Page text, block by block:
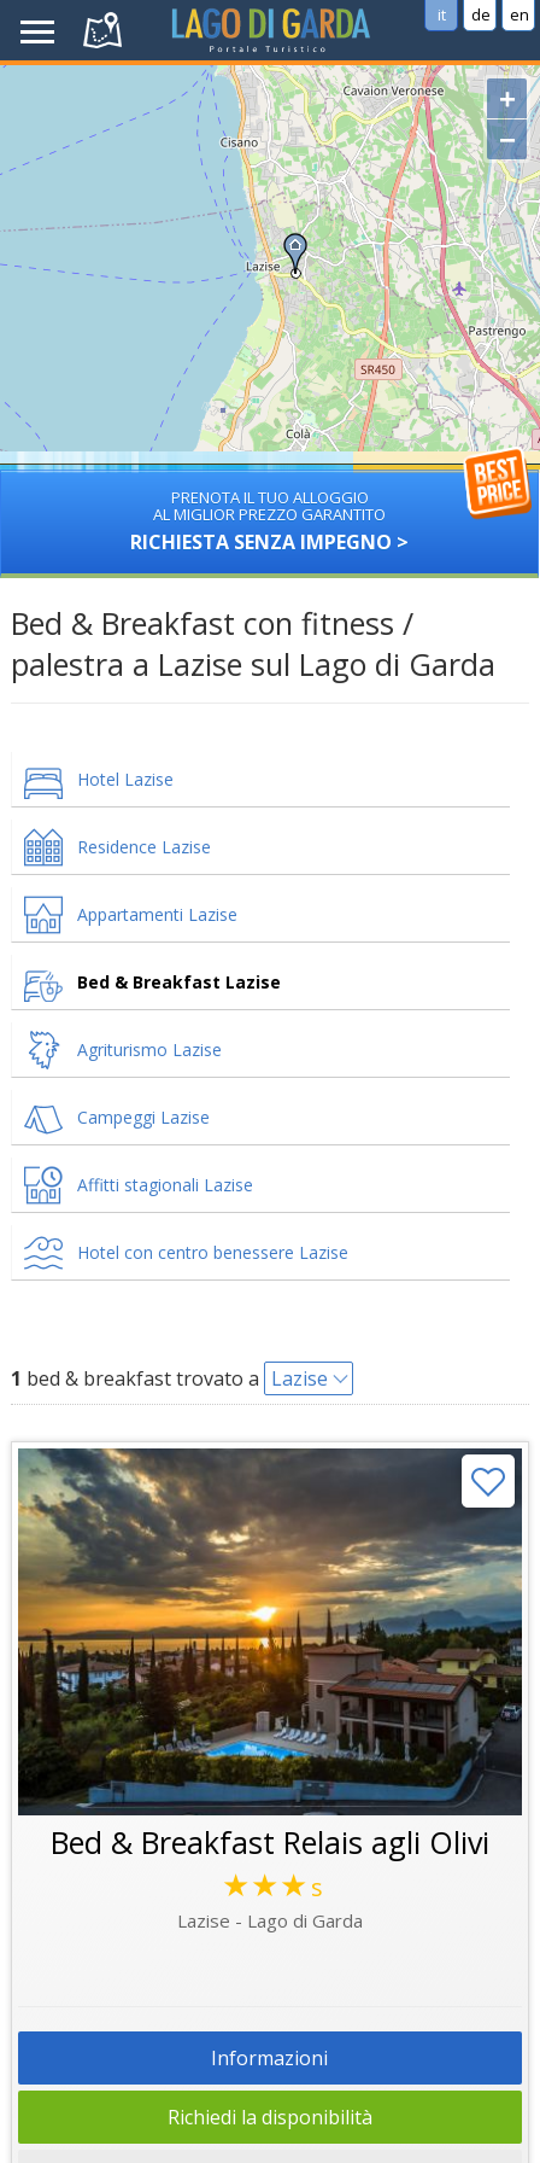
it de en
+
−
PRENOTA IL TUO ALLOGGIO
AL MIGLIOR PREZZO GARANTITO
RICHIESTA SENZA IMPEGNO >
Bed & Breakfast con fitness /
palestra a Lazise sul Lago di Garda
Hotel Lazise
Residence Lazise
Appartamenti Lazise
Bed & Breakfast Lazise
Agriturismo Lazise
Campeggi Lazise
Affitti stagionali Lazise
Hotel con centro benessere Lazise
1 bed & breakfast trovato a Lazise
Bed & Breakfast Relais agli Olivi
★★★s
Lazise - Lago di Garda
Informazioni
Richiedi la disponibilità